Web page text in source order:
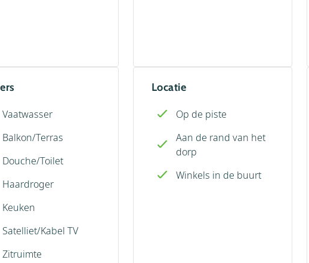
Vaatwasser
Balkon/Terras
Douche/Toilet
Haardroger
Keuken
Satelliet/Kabel TV
Zitruimte
Locatie
Op de piste
Aan de rand van het
dorp
Winkels in de buurt